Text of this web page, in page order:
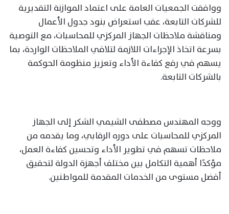
ووافقت الجمعيات العامة على اعتماد الموازنة التقديرية
للشركات التابعة، عقب استعراض بنود جدول الأعمال
ومناقشة ملاحظات الجهاز المركزي للمحاسبات، مع التوصية
بسرعة اتخاذ الإجراءات اللازمة لتلافي الملاحظات الواردة، بما
يسهم في رفع كفاءة الأداء وتعزيز منظومة الحوكمة
بالشركات التابعة.
ووجه المهندس مصطفى الشيمي الشكر إلى الجهاز
المركزي للمحاسبات على دوره الرقابي، وما يقدمه من
ملاحظات تسهم في تطوير الأداء وتحسين كفاءة العمل،
مؤكدًا أهمية التكامل بين مختلف أجهزة الدولة لتحقيق
أفضل مستوى من الخدمات المقدمة للمواطنين.